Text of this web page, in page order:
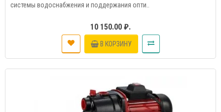
системы водоснабжения и поддержания опти..
10 150.00 ₽.
В КОРЗИНУ